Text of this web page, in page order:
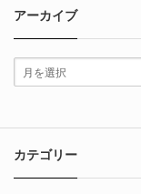
アーカイブ
カテゴリー